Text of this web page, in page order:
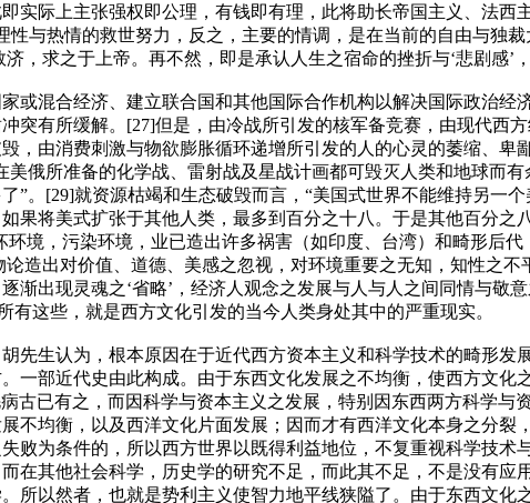
实际上主张强权即公理，有钱即有理，此将助长帝国主义、法
与热情的救世努力，反之，主要的情调，是在当前的自由与独裁
，求之于上帝。再不然，即是承认人生之宿命的挫折与‘悲剧感’
或混合经济、建立联合国和其他国际合作机构以解决国际政治经
突有所缓解。[27]但是，由冷战所引发的核军备竞赛，由现代西
，由消费刺激与物欲膨胀循环递增所引发的人的心灵的萎缩、卑
俄所准备的化学战、雷射战及星战计画都可毁灭人类和地球而
”。[29]就资源枯竭和生态破毁而言，“美国式世界不能维持另一
果将美式扩张于其他人类，最多到百分之十八。于是其他百分之
境，污染环境，业已造出许多祸害（如印度、台湾）和畸形后
造出对价值、道德、美感之忽视，对环境重要之无知，知性之
渐出现灵魂之‘省略’，经济人观念之发展与人与人之间同情与敬
有这些，就是西方文化引发的当今人类身处其中的严重现实。
先生认为，根本原因在于近代西方资本主义和科学技术的畸形发
部近代史由此构成。由于东西文化发展之不均衡，使西方文化
古已有之，而因科学与资本主义之发展，特别因东西两方科学与
不均衡，以及西洋文化片面发展；因而才有西洋文化本身之分裂
为条件的，所以西方世界以既得利益地位，不复重视科学技术
在其他社会科学，历史学的研究不足，而此其不足，不是没有应
所以然者，也就是势利主义使智力地平线狭隘了。由于东西文化